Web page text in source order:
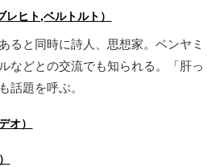
ヒト,ベルトルト）
ると同時に詩人、思想家。ベンヤミ
などとの交流でも知られる。「肝っ
話題を呼ぶ。
オ）